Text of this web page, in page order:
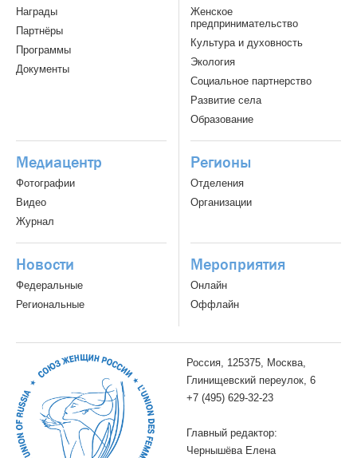
Награды
Партнёры
Программы
Документы
Женское
предпринимательство
Культура и духовность
Экология
Социальное партнерство
Развитие села
Образование
Медиацентр
Фотографии
Видео
Журнал
Регионы
Отделения
Организации
Новости
Федеральные
Региональные
Мероприятия
Онлайн
Оффлайн
Россия, 125375, Москва,
Глинищевский переулок, 6
+7 (495) 629-32-23
Главный редактор:
Чернышёва Елена